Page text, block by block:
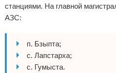
станциями. На главной
АЗС:
п. Бзыпта;
с. Лапстарха;
с. Гумыста.